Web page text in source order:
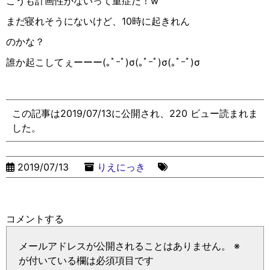
まだ寝れそうにないけど、10時に起きれん
のかな？
誰か起こしてぇーーー(｡ﾟｰﾟ)σ(｡ﾟｰﾟ)σ(｡ﾟｰﾟ)σ
この記事は2019/07/13に公開され、220 ビュー読まれま
した。
2019/07/13 りえにっき
コメントする
メールアドレスが公開されることはありません。
※
が付いている欄は必須項目です